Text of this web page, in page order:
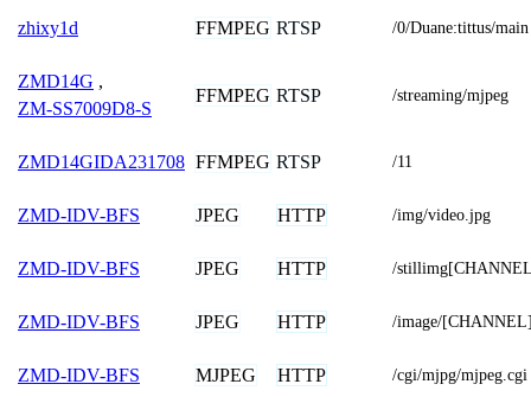
zhixy1d FFMPEG RTSP /0/Duane:tittus/main
ZMD14G ,
ZM-SS7009D8-S
FFMPEG RTSP /streaming/mjpeg
ZMD14GIDA231708 FFMPEG RTSP /11
ZMD-IDV-BFS JPEG HTTP /img/video.jpg
ZMD-IDV-BFS JPEG HTTP /
ZMD-IDV-BFS JPEG HTTP /image/
ZMD-IDV-BFS MJPEG HTTP /cgi/mjpg/mjpeg.cgi